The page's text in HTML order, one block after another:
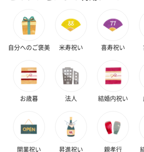
自分へのご褒美 米寿祝い 喜寿祝い
お歳暮 法人 結婚内祝い
開業祝い 昇進祝い 親孝行